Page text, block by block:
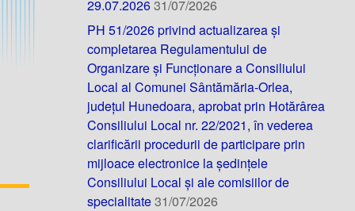
29.07.202631/07/2026
PH 51/2026 privind actualizarea și
completarea Regulamentului de
Organizare și Funcționare a Consiliului
Local al Comunei Sântămăria-Orlea,
județul Hunedoara, aprobat prin Hotărârea
Consiliului Local nr. 22/2021, în vederea
clarificării procedurii de participare prin
mijloace electronice la ședințele
Consiliului Local și ale comisiilor de
specialitate31/07/2026